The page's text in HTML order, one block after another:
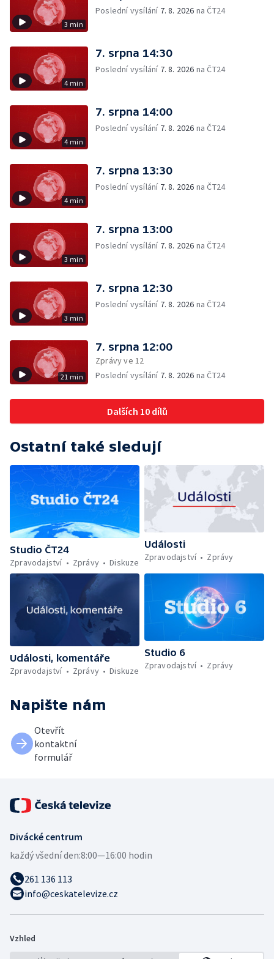
3 min
Poslední vysílání 7. 8. 2026 na ČT24
4 min
7. srpna 14:30
Poslední vysílání 7. 8. 2026 na ČT24
4 min
7. srpna 14:00
Poslední vysílání 7. 8. 2026 na ČT24
4 min
7. srpna 13:30
Poslední vysílání 7. 8. 2026 na ČT24
3 min
7. srpna 13:00
Poslední vysílání 7. 8. 2026 na ČT24
3 min
7. srpna 12:30
Poslední vysílání 7. 8. 2026 na ČT24
21 min
7. srpna 12:00
Zprávy ve 12
Poslední vysílání 7. 8. 2026 na ČT24
Dalších 10 dílů
Ostatní také sledují
Studio ČT24
Zpravodajství
Zprávy Diskuze
Události
Zpravodajství
Zprávy
Události, komentáře
Zpravodajství
Zprávy Diskuze
Studio 6
Zpravodajství
Zprávy
Napište nám
Otevřít
kontaktní
formulář
Divácké centrum
každý všední den:8:00—16:00 hodin
261 136 113
info@ceskatelevize.cz
Vzhled